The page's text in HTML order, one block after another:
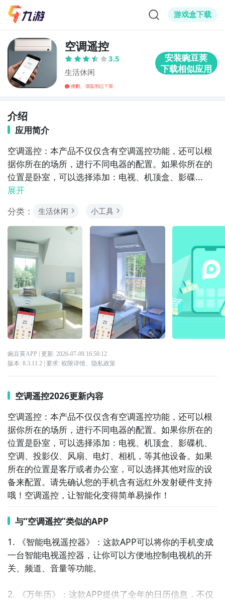
游戏盒下载
空调遥控
3.5
生活休闲
介绍
应用简介
空调遥控：本产品不仅仅含有空调遥控功能，还可以根
据你所在的场所，进行不同电器的配置。如果你所在的
位置是卧室，可以选择添加：电视、机顶盒、影碟...
展开
分类：
生活休闲 小工具
豌豆荚APP | 更新: 2026-07-09 16:50:12
版本: 8.3.11.2| 要求: 权限详情、 隐私政策
空调遥控2026更新内容
空调遥控：本产品不仅仅含有空调遥控功能，还可以根
据你所在的场所，进行不同电器的配置。如果你所在的
位置是卧室，可以选择添加：电视、机顶盒、影碟机、
空调、投影仪、风扇、电灯、相机，等其他设备。如果
所在的位置是客厅或者办公室，可以选择其他对应的设
备来配置。请先确认您的手机含有远红外发射硬件支持
哦！空调遥控，让智能化变得简单易操作！
与“空调遥控”类似的APP
1. 《智能电视遥控器》：这款APP可以将你的手机变成
一台智能电视遥控器，让你可以方便地控制电视机的开
关、频道、音量等功能。
2. 《万年历》：这款APP提供了全年的日历信息，不仅